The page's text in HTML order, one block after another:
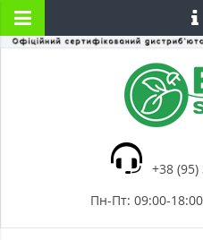
+38
Пн-Пт: 09:00-